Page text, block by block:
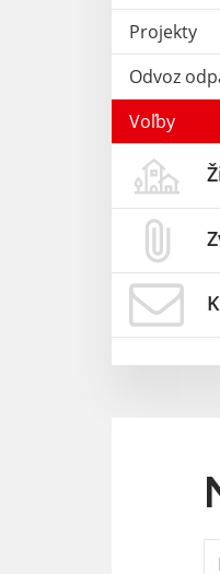
Projekty
Odvoz
Voľby